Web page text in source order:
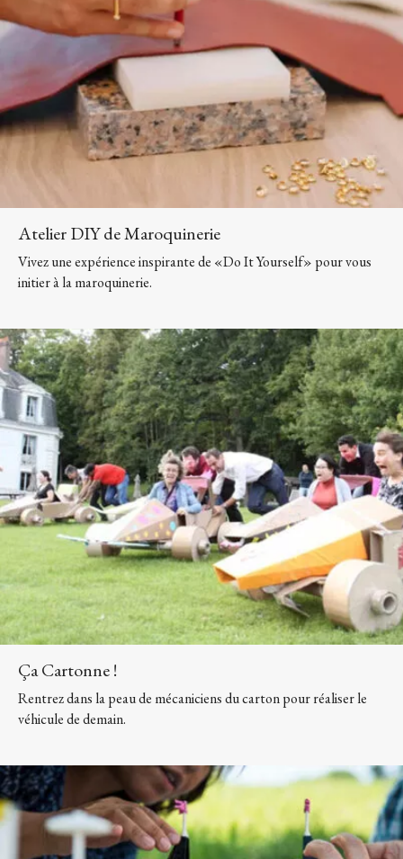
Atelier DIY de Maroquinerie
Vivez une expérience inspirante de «Do It Yourself» pour vous
initier à la maroquinerie.
Ça Cartonne !
Rentrez dans la peau de mécaniciens du carton pour réaliser le
véhicule de demain.